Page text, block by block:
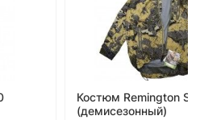
Костюм Remington
(демисезонный)